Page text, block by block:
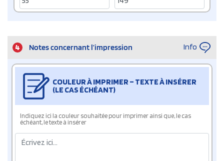
4 Notes concernant l’impression Info
COULEUR À IMPRIMER – TEXTE À INSÉRER
(LE CAS ÉCHÉANT)
Indiquez ici la couleur souhaitée pour imprimer ainsi que, le cas
échéant, le texte à insérer